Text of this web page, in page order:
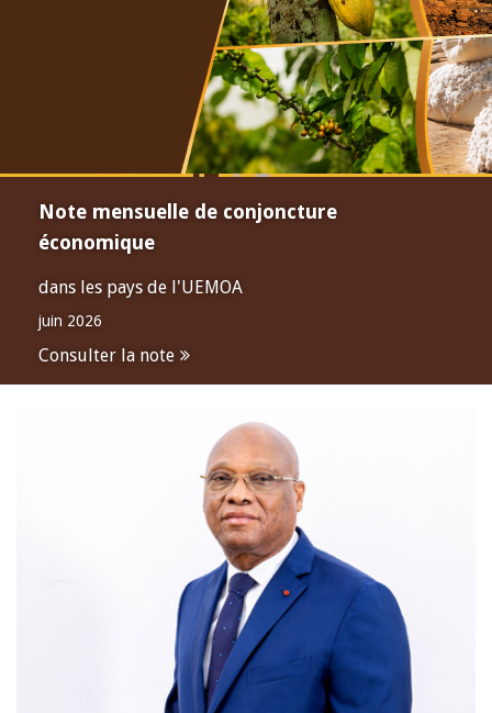
Note mensuelle de conjoncture
économique
dans les pays de l'UEMOA
juin 2026
Consulter la note